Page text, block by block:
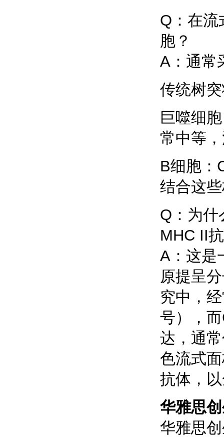
Q：在流
胞？
A：通常
传统树
巨噬细
常中等
B细胞：
结合这
Q：为什
MHC II
A：这是
原提呈
究中，
号），
达，通
色流式
抗体，
华雅思
华雅思